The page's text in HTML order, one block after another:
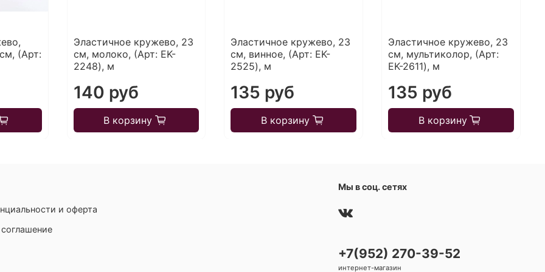
(Арт:
Эластичное кружево, 23
см, молоко, (Арт: EK-
2248), м
140 руб
В корзину
Эластичное кружево, 23
см, винное, (Арт: EK-
2525), м
135 руб
В корзину
Эластичное кружево, 23
см, мультиколор, (Арт:
EK-2611), м
135 руб
В корзину
и оферта
Мы в соц. сетях
+7(952) 270-39-52
интернет-магазин